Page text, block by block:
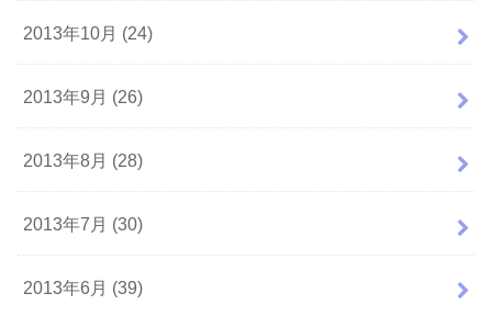
2013年10月 (24)
2013年9月 (26)
2013年8月 (28)
2013年7月 (30)
2013年6月 (39)